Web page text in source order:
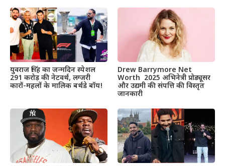
युवराज सिंह का जन्मदिन स्पेशल
291 करोड़ की नेटवर्थ, लग्जरी
कारों-महलों के मालिक बर्थडे बॉय!
Drew Barrymore Net
Worth 2025 अभिनेत्री प्रोड्यूसर
और उद्यमी की संपत्ति की विस्तृत
जानकारी